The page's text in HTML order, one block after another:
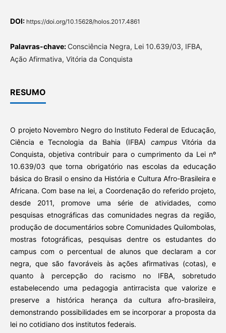
DOI: https://doi.org/10.15628/holos.2017.4861
Palavras-chave: Consciência Negra, Lei 10.639/03, IFBA,
Ação Afirmativa, Vitória da Conquista
RESUMO
O projeto Novembro Negro do Instituto Federal de Educação,
Ciência e Tecnologia da Bahia (IFBA) campusVitória da
Conquista, objetiva contribuir para o cumprimento da Lei nº
10.639/03 que torna obrigatório nas escolas da educação
básica do Brasil o ensino da História e Cultura Afro-Brasileira e
Africana. Com base na lei, a Coordenação do referido projeto,
desde 2011, promove uma série de atividades, como
pesquisas etnográficas das comunidades negras da região,
produção de documentários sobre Comunidades Quilombolas,
mostras fotográficas, pesquisas dentre os estudantes do
campus com o percentual de alunos que declaram a cor
negra, que são favoráveis às ações afirmativas (cotas), e
quanto à percepção do racismo no IFBA, sobretudo
estabelecendo uma pedagogia antirracista que valorize e
preserve a histórica herança da cultura afro-brasileira,
demonstrando possibilidades em se incorporar a proposta da
lei no cotidiano dos institutos federais.